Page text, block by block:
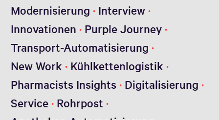
Modernisierung
Interview
Innovationen
Purple Journey
Transport-Automatisierung
New Work
Kühlkettenlogistik
Pharmacists Insights Digitalisierung
Service Rohrpost